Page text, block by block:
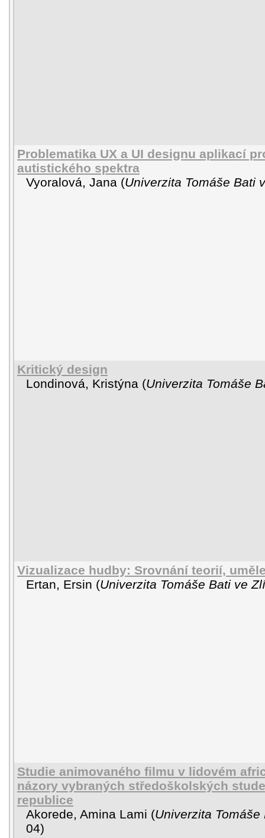
Problematika UX a UI designu aplikací
autistického spektra
Vyoralová, Jana (Univerzita Tomáše Bati
Kritický design
Londinová, Kristýna (Univerzita Tomáše
Vizualizace hudby: Srovnání teorií,
Ertan, Ersin (Univerzita Tomáše Bati ve
Studie animovaného filmu v lidovém
názory vybraných středoškolských
republice
Akorede, Amina Lami (Univerzita
04)